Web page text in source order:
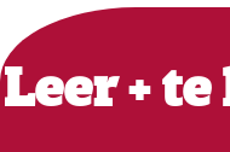
Sidebar
Leer +